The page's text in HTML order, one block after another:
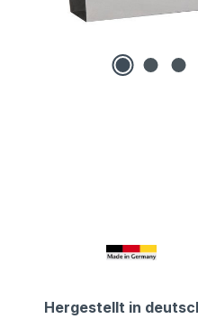
Hergestellt in